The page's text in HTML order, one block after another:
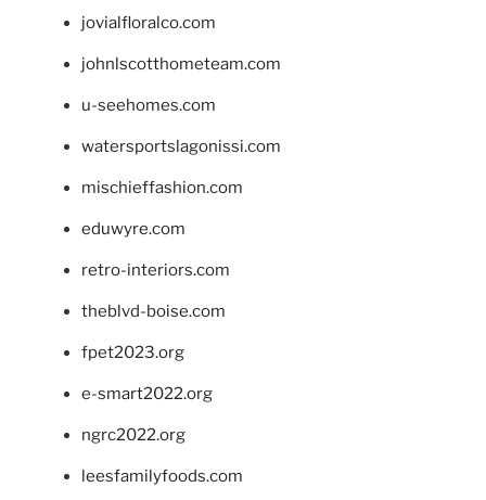
jovialfloralco.com
johnlscotthometeam.com
u-seehomes.com
watersportslagonissi.com
mischieffashion.com
eduwyre.com
retro-interiors.com
theblvd-boise.com
fpet2023.org
e-smart2022.org
ngrc2022.org
leesfamilyfoods.com